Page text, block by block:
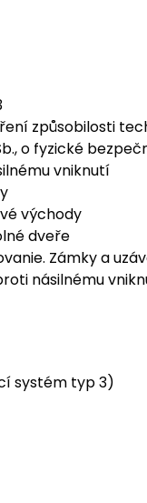
způsobilosti
o fyzické
vniknutí
východy
dveře
Zámky a
násilnému
systém typ 3)